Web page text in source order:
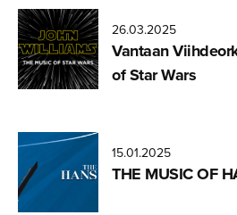
26.03.2025
Vantaan
of Star Wars
15.01.2025
THE MUSIC OF